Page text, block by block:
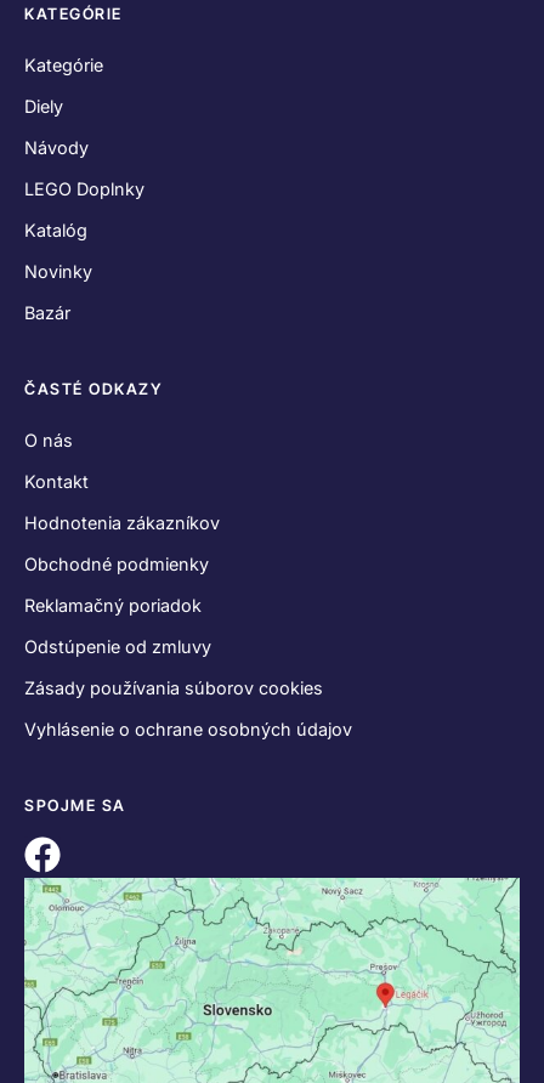
KATEGÓRIE
Kategórie
Diely
Návody
LEGO Doplnky
Katalóg
Novinky
Bazár
ČASTÉ ODKAZY
O nás
Kontakt
Hodnotenia zákazníkov
Obchodné podmienky
Reklamačný poriadok
Odstúpenie od zmluvy
Zásady používania súborov cookies
Vyhlásenie o ochrane osobných údajov
SPOJME SA